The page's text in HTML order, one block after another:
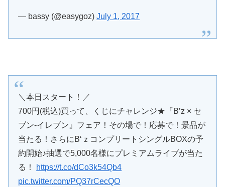
— bassy (@easygoz)July 1, 2017
＼本日スタート！／
700円(税込)買って、くじにチャレンジ★『B’z × セ
ブン‐イレブン』フェア！その場で！応募で！景品が
当たる！さらにB‘ｚコンプリートシングルBOXの予
約開始♪抽選で5,000名様にプレミアムライブが当た
る！
https://t.co/dCo3k54Qb4
pic.twitter.com/PQ37rCecQO